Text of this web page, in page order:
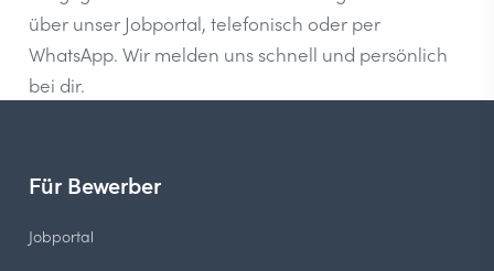
über unser Jobportal, telefonisch oder per
WhatsApp. Wir melden uns schnell und persönlich
bei dir.
Für Bewerber
Jobportal